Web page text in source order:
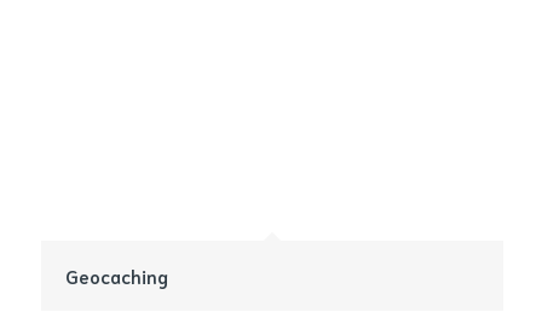
Geocaching